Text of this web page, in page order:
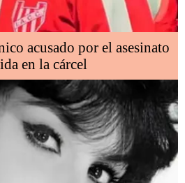
acusado por el asesinato
en la cárcel